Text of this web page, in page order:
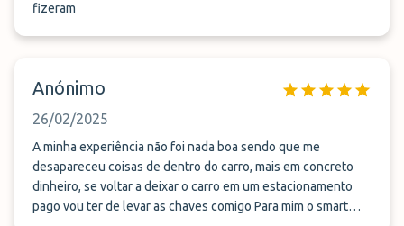
fizeram
Anónimo
26/02/2025
A minha experiência não foi nada boa sendo que me
desapareceu coisas de dentro do carro, mais em concreto
dinheiro, se voltar a deixar o carro em um estacionamento
pago vou ter de levar as chaves comigo Para mim o smart